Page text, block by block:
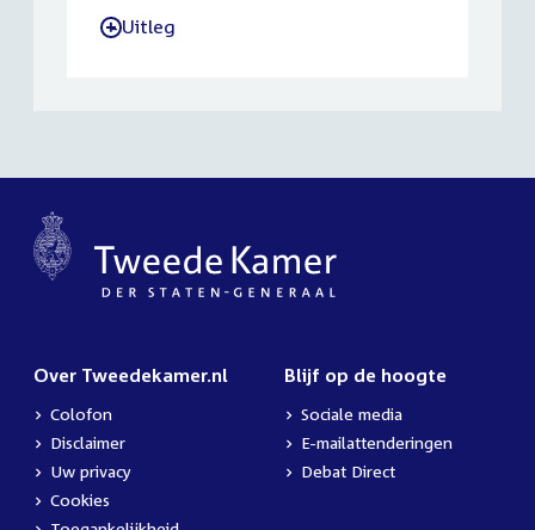
-Uitleg
Over Tweedekamer.nl
Colofon
Disclaimer
Uw privacy
Cookies
Blijf op de hoogte
Sociale media
E-mailattenderingen
Debat Direct